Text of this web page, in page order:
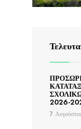
2026-
7